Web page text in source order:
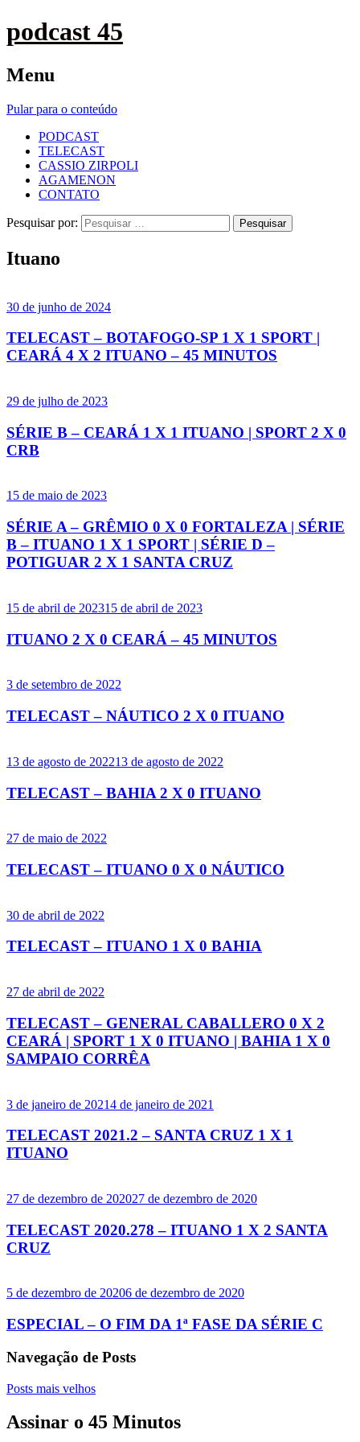
podcast 45
Menu
Pular para o conteúdo
PODCAST
TELECAST
CASSIO ZIRPOLI
AGAMENON
CONTATO
Pesquisar por:
Ituano
30 de junho de 2024
TELECAST – BOTAFOGO-SP 1 X 1 SPORT |
CEARÁ 4 X 2 ITUANO – 45 MINUTOS
29 de julho de 2023
SÉRIE B – CEARÁ 1 X 1 ITUANO | SPORT 2 X 0
CRB
15 de maio de 2023
SÉRIE A – GRÊMIO 0 X 0 FORTALEZA | SÉRIE
B – ITUANO 1 X 1 SPORT | SÉRIE D –
POTIGUAR 2 X 1 SANTA CRUZ
15 de abril de 202315 de abril de 2023
ITUANO 2 X 0 CEARÁ – 45 MINUTOS
3 de setembro de 2022
TELECAST – NÁUTICO 2 X 0 ITUANO
13 de agosto de 202213 de agosto de 2022
TELECAST – BAHIA 2 X 0 ITUANO
27 de maio de 2022
TELECAST – ITUANO 0 X 0 NÁUTICO
30 de abril de 2022
TELECAST – ITUANO 1 X 0 BAHIA
27 de abril de 2022
TELECAST – GENERAL CABALLERO 0 X 2
CEARÁ | SPORT 1 X 0 ITUANO | BAHIA 1 X 0
SAMPAIO CORRÊA
3 de janeiro de 20214 de janeiro de 2021
TELECAST 2021.2 – SANTA CRUZ 1 X 1
ITUANO
27 de dezembro de 202027 de dezembro de 2020
TELECAST 2020.278 – ITUANO 1 X 2 SANTA
CRUZ
5 de dezembro de 20206 de dezembro de 2020
ESPECIAL – O FIM DA 1ª FASE DA SÉRIE C
Navegação de Posts
Posts mais velhos
Assinar o 45 Minutos